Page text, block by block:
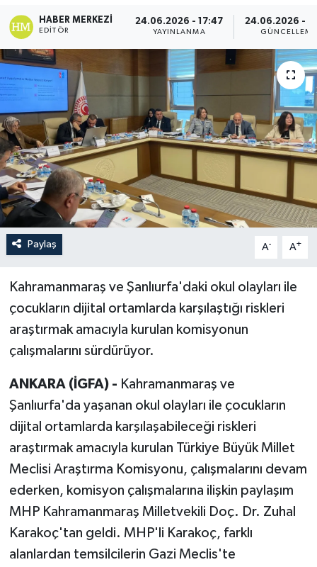
HABER MERKEZI
EDITÖR
24.06.2026 - 17:47
YAYINLANMA
24.06.2026 -
GÜNCELLEME
Paylaş A- A+
Kahramanmaraş ve Şanlıurfa'daki okul olayları ile
çocukların dijital ortamlarda karşılaştığı riskleri
araştırmak amacıyla kurulan komisyonun
çalışmalarını sürdürüyor.
ANKARA (İGFA) - Kahramanmaraş ve
Şanlıurfa'da yaşanan okul olayları ile çocukların
dijital ortamlarda karşılaşabileceği riskleri
araştırmak amacıyla kurulan Türkiye Büyük Millet
Meclisi Araştırma Komisyonu, çalışmalarını devam
ederken, komisyon çalışmalarına ilişkin paylaşım
MHP Kahramanmaraş Milletvekili Doç. Dr. Zuhal
Karakoç'tan geldi. MHP'li Karakoç, farklı
alanlardan temsilcilerin Gazi Meclis'te